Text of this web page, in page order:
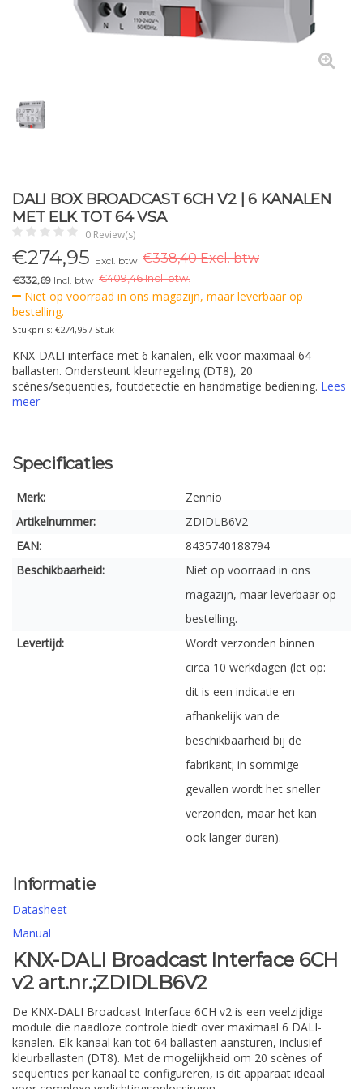
DALI BOX BROADCAST 6CH V2 | 6 KANALEN
MET ELK TOT 64 VSA
0 Review(s)
€274,95 Excl. btw €338,40 Excl. btw
€332,69 Incl. btw €409,46 Incl. btw.
Niet op voorraad in ons magazijn, maar leverbaar op
bestelling.
Stukprijs: €274,95 / Stuk
KNX-DALI interface met 6 kanalen, elk voor maximaal 64
ballasten. Ondersteunt kleurregeling (DT8), 20
scènes/sequenties, foutdetectie en handmatige bediening. Lees
meer
Specificaties
Merk:
Zennio
Artikelnummer:
ZDIDLB6V2
EAN:
8435740188794
Beschikbaarheid:
Niet op voorraad in ons
magazijn, maar leverbaar op
bestelling.
Levertijd:
Wordt verzonden binnen
circa 10 werkdagen (let op:
dit is een indicatie en
afhankelijk van de
beschikbaarheid bij de
fabrikant; in sommige
gevallen wordt het sneller
verzonden, maar het kan
ook langer duren).
Informatie
Datasheet
Manual
KNX-DALI Broadcast Interface 6CH
v2 art.nr.;ZDIDLB6V2
De KNX-DALI Broadcast Interface 6CH v2 is een veelzijdige
module die naadloze controle biedt over maximaal 6 DALI-
kanalen. Elk kanaal kan tot 64 ballasten aansturen, inclusief
kleurballasten (DT8). Met de mogelijkheid om 20 scènes of
sequenties per kanaal te configureren, is dit apparaat ideaal